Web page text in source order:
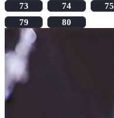
73
74 75
79
80